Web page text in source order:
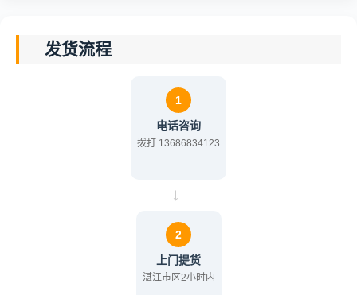
发货流程
1
电话咨询
拨打 13686834123
→
2
上门提货
湛江市区2小时内